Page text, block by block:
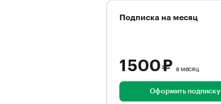
Подписка на месяц
1 500 ₽ в месяц
Оформить подписку